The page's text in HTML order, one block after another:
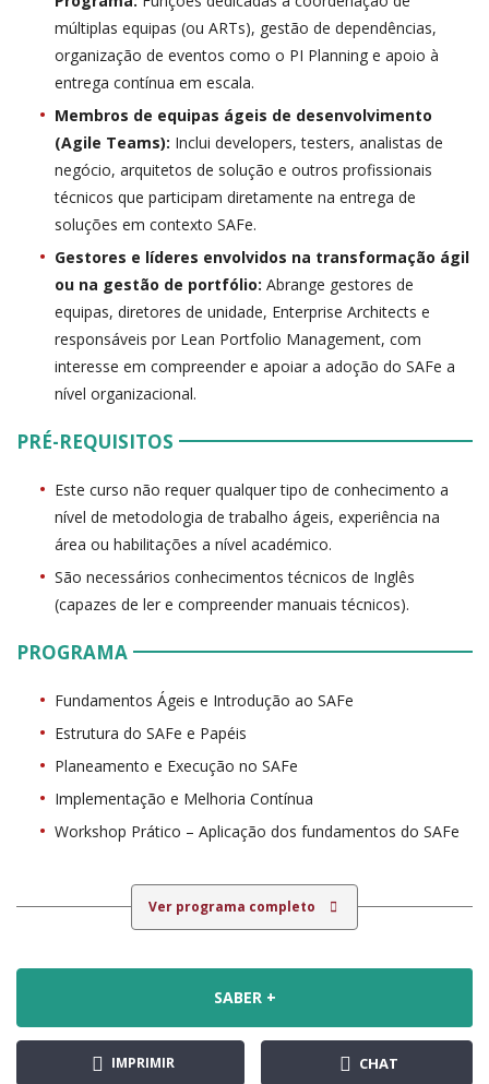
múltiplas equipas (ou ARTs), gestão de dependências,
organização de eventos como o PI Planning e apoio à
entrega contínua em escala.
Membros de equipas ágeis de desenvolvimento
(Agile Teams): Inclui developers, testers, analistas de
negócio, arquitetos de solução e outros profissionais
técnicos que participam diretamente na entrega de
soluções em contexto SAFe.
Gestores e líderes envolvidos na transformação ágil
ou na gestão de portfólio: Abrange gestores de
equipas, diretores de unidade, Enterprise Architects e
responsáveis por Lean Portfolio Management, com
interesse em compreender e apoiar a adoção do SAFe a
nível organizacional.
PRÉ-REQUISITOS
Este curso não requer qualquer tipo de conhecimento a
nível de metodologia de trabalho ágeis, experiência na
área ou habilitações a nível académico.
São necessários conhecimentos técnicos de Inglês
(capazes de ler e compreender manuais técnicos).
PROGRAMA
Fundamentos Ágeis e Introdução ao SAFe
Estrutura do SAFe e Papéis
Planeamento e Execução no SAFe
Implementação e Melhoria Contínua
Workshop Prático – Aplicação dos fundamentos do SAFe
Ver programa completo
SABER +
IMPRIMIR CHAT